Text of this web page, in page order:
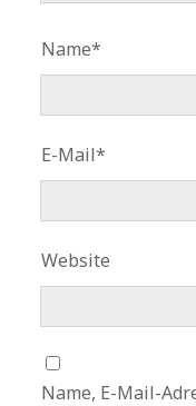
Name*
E-Mail*
Website
Name, E-Mail-